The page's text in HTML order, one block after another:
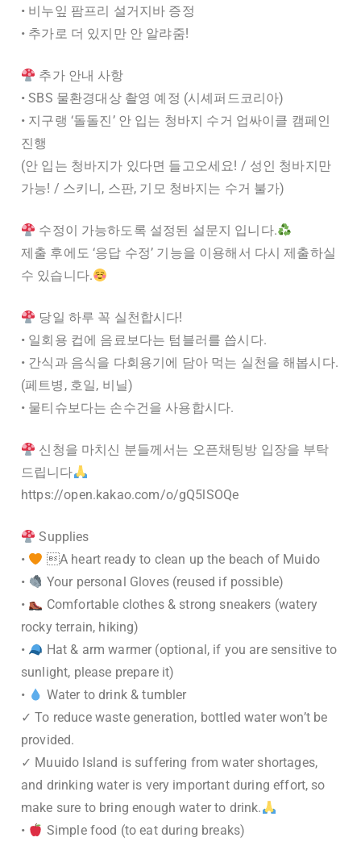
• 비누잎 팜프리 설거지바 증정
• 추가로 더 있지만 안 알랴줌!
추가 안내 사항
• SBS 물환경대상 촬영 예정 (시셰퍼드코리아)
• 지구랭 ‘돌돌진’ 안 입는 청바지 수거 업싸이클 캠페인
진행
(안 입는 청바지가 있다면 들고오세요! / 성인 청바지만
가능! / 스키니, 스판, 기모 청바지는 수거 불가)
수정이 가능하도록 설정된 설문지 입니다.
제출 후에도 ‘응답 수정’ 기능을 이용해서 다시 제출하실
수 있습니다.
당일 하루 꼭 실천합시다!
• 일회용 컵에 음료보다는 텀블러를 씁시다.
• 간식과 음식을 다회용기에 담아 먹는 실천을 해봅시다.
(페트병, 호일, 비닐)
• 물티슈보다는 손수건을 사용합시다.
신청을 마치신 분들께서는 오픈채팅방 입장을 부탁
드립니다
https://open.kakao.com/o/gQ5lSOQe
Supplies
•
A heart ready to clean up the beach of Muido
•
Your personal Gloves (reused if possible)
•
Comfortable clothes & strong sneakers (watery
rocky terrain, hiking)
•
Hat & arm warmer (optional, if you are sensitive to
sunlight, please prepare it)
•
Water to drink & tumbler
✓ To reduce waste generation, bottled water won’t be
provided.
✓ Muuido Island is suffering from water shortages,
and drinking water is very important during effort, so
make sure to bring enough water to drink.
•
Simple food (to eat during breaks)